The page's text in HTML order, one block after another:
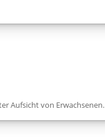
Aufsicht von Erwachsenen.